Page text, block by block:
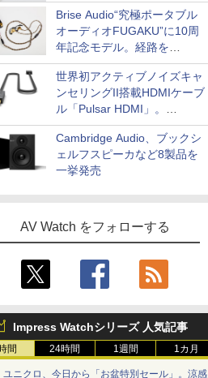
Brise Audio“究極ポータブル
オーディオFUGAKU”に10周
年記念モデル。経路を
NISHIKIで統一。400万円
世界初アクティブノイズキャ
ンセリングII搭載HDMIケーブ
ル「Pulsar HDMI」。
SilentPowerから
Cambridge Audio、ブックシ
ェルフスピーカなど8製品を
一挙発売
AV Watch をフォローする
Impress Watchシリーズ 人気記事
間 24時間 1週間 1カ月
ユニクロ、今日から「お盆特別セール」。涼感